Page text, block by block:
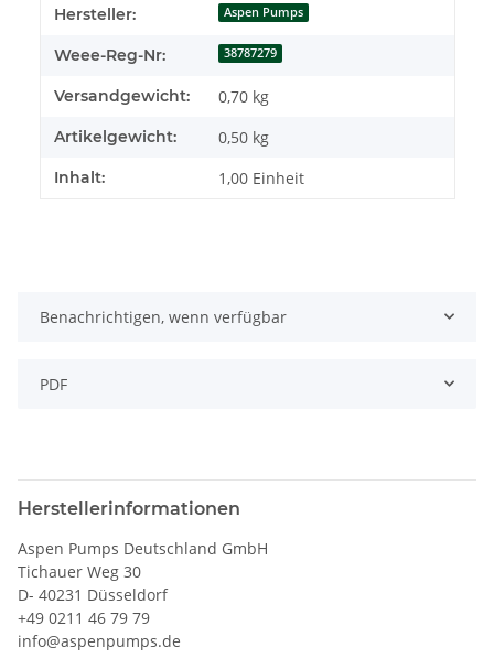
Produkteigenschaft
Wert
Hersteller: Aspen Pumps
Weee-Reg-Nr: 38787279
Versandgewicht: 0,70 kg
Artikelgewicht: 0,50 kg
Inhalt: 1,00 Einheit
Benachrichtigen, wenn verfügbar
PDF
Herstellerinformationen
Aspen Pumps Deutschland GmbH
Tichauer Weg 30
D- 40231 Düsseldorf
+49 0211 46 79 79
info@aspenpumps.de